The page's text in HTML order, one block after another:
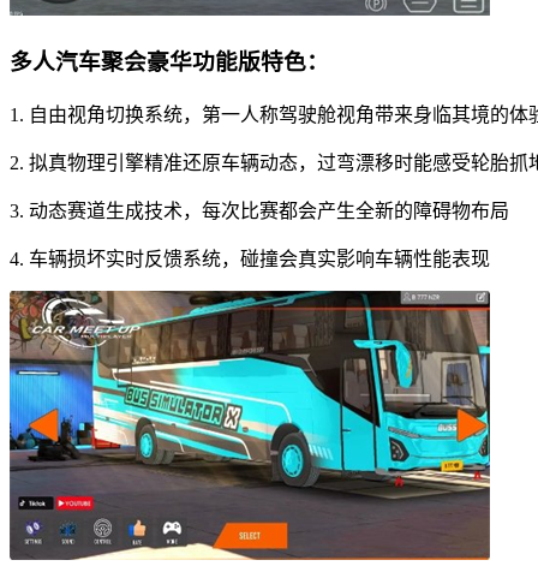
多人汽车聚会豪华功能版特色：
1. 自由视角切换系统，第一人称驾驶舱视角带来身临其境的体
2. 拟真物理引擎精准还原车辆动态，过弯漂移时能感受轮胎抓
3. 动态赛道生成技术，每次比赛都会产生全新的障碍物布局
4. 车辆损坏实时反馈系统，碰撞会真实影响车辆性能表现